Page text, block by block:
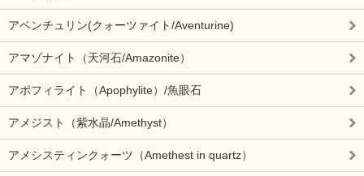
アベンチュリン(クォーツァイト/Aventurine)
アマゾナイト（天河石/Amazonite）
アポフィライト（Apophylite）/魚眼石
アメジスト（紫水晶/Amethyst）
アメシスティンクォーツ（Amethest in quartz）